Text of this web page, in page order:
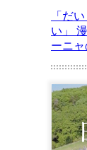
「だ
い」
ーニ